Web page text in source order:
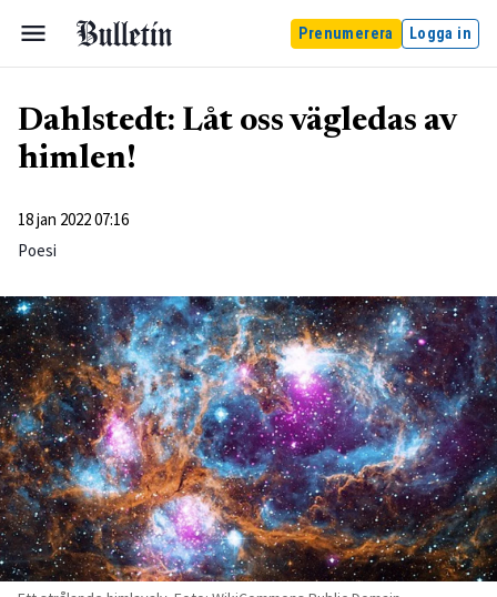
Prenumerera Logga in
Dahlstedt: Låt oss vägledas av
himlen!
18 jan 2022 07:16
Poesi